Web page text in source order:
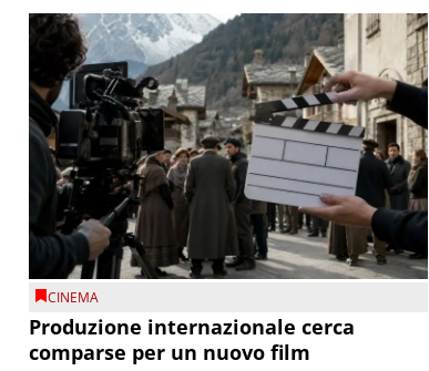
CINEMA
Produzione internazionale cerca
comparse per un nuovo film